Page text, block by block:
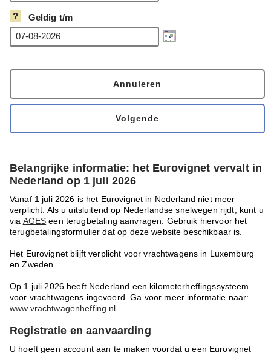
? Geldig t/m
Belangrijke informatie: het Eurovignet vervalt in
Nederland op 1 juli 2026
Vanaf 1 juli 2026 is het Eurovignet in Nederland niet meer
verplicht. Als u uitsluitend op Nederlandse snelwegen rijdt, kunt u
via AGES een terugbetaling aanvragen. Gebruik hiervoor het
terugbetalingsformulier dat op deze website beschikbaar is.
Het Eurovignet blijft verplicht voor vrachtwagens in Luxemburg
en Zweden.
Op 1 juli 2026 heeft Nederland een kilometerheffingssysteem
voor vrachtwagens ingevoerd. Ga voor meer informatie naar:
www.vrachtwagenheffing.nl
Registratie en aanvaarding
U hoeft geen account aan te maken voordat u een Eurovignet